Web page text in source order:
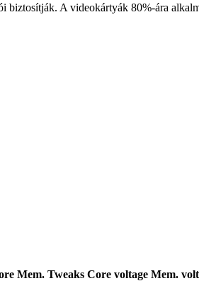
biztosítják. A videokártyák 80%-ára
Mem. Tweaks Core voltage Mem.